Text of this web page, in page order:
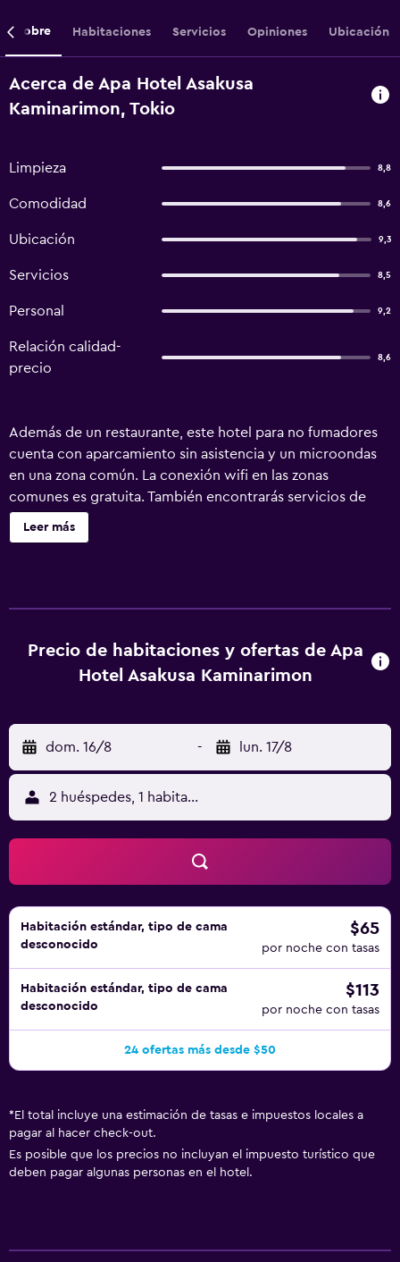
Sobre Habitaciones Servicios Opiniones Ubicación
Acerca de Apa Hotel Asakusa
Kaminarimon, Tokio
Limpieza 8,8
Comodidad 8,6
Ubicación 9,3
Servicios 8,5
Personal 9,2
Relación calidad-
precio
8,6
Además de un restaurante, este hotel para no fumadores
cuenta con aparcamiento sin asistencia y un microondas
en una zona común. La conexión wifi en las zonas
comunes es gratuita. También encontrarás servicios de
conserjería, servicio de tintorería y lavandería. APA Hotel
Asakusa Kaminarimon ofrece 126 alojamientos con
bañera combinadas con bañera profunda, bidé, inodoro
con bidé electrónico y artículos de higiene personal
(velocidad: 25 Mbps o más). Entre las comodidades
especialmente pensadas para las personas en viaje de
negocios se incluyen escritorio, sillas de oficina y
teléfono. Las habitaciones también incluyen secador de
pelo y cortinas opacas. Se ofrece servicio de limpieza
todos los días y es posible solicitar masajes en la
Leer más
Precio de habitaciones y ofertas de Apa
Hotel Asakusa Kaminarimon
dom. 16/8 - lun. 17/8
2 huéspedes, 1 habitación
Habitación estándar, tipo de cama
desconocido
$65
por noche con tasas
Habitación estándar, tipo de cama
desconocido
$113
por noche con tasas
24 ofertas más desde $50
* El total incluye una estimación de tasas e impuestos locales a
pagar al hacer check-out.
Es posible que los precios no incluyan el impuesto turístico que
deben pagar algunas personas en el hotel.